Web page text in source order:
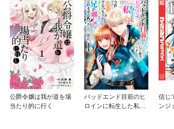
公爵令嬢は我が道を場
当たり的に行く
バッドエンド目前のヒ
ロインに転生した私、
信じ
ンジ